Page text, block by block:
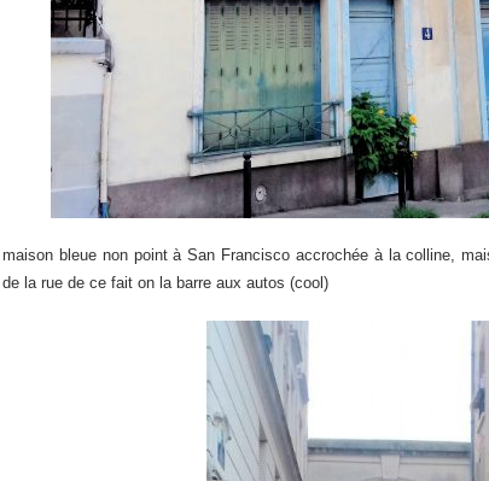
maison bleue non point à San Francisco accrochée à la colline,
de la rue de ce fait on la barre aux autos (cool)